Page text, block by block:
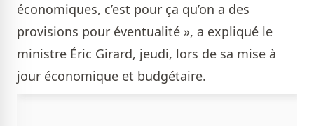
économiques, c’est pour ça qu’on a des
provisions pour éventualité », a expliqué le
ministre Éric Girard, jeudi, lors de sa mise à
jour économique et budgétaire.